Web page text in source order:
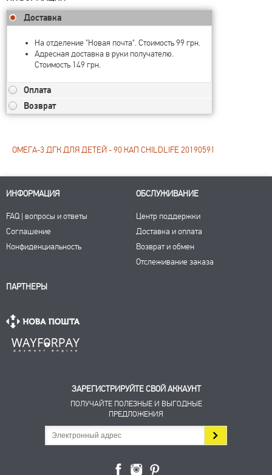
Доставка
На отделение "Новая почта". Стоимость 99 грн.
Адресная доставка в руки получателю.
Стоимость 149 грн.
Оплата
Возврат
ОМЕГА-3 ДГК ДЛЯ ДЕТЕЙ - 90 КАП CHILDLIFE 20190591
ИНФОРМАЦИЯ
FAQ | вопросы и ответы
Соглашение
Конфиденциальность
ОБСЛУЖИВАНИЕ
Центр поддержки
Доставка и оплата
Возврат и обмен
Отслеживание заказа
ПАРТНЕРЫ
ЗАРЕГИСТРИРУЙТЕ СВОЙ АККАУНТ
ПОЛУЧАЙТЕ ПОЛЕЗНЫЕ И ВЫГОДНЫЕ
ПРЕДЛОЖЕНИЯ